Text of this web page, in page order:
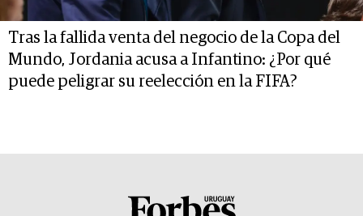
Tras la fallida venta del negocio de la Copa del
Mundo, Jordania acusa a Infantino: ¿Por qué
puede peligrar su reelección en la FIFA?